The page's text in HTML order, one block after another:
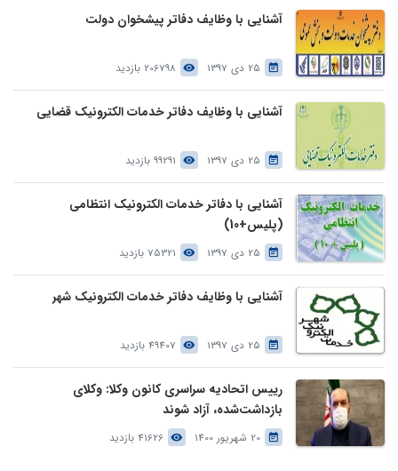
آشنایی با وظایف دفاتر پیشخوان دولت
25 دی 1397 206798 بازدید
آشنایی با وظایف دفاتر خدمات الکترونیک قضایی
25 دی 1397 99291 بازدید
آشنایی با دفاتر خدمات الکترونیک انتظامی
(پلیس+10)
25 دی 1397 75321 بازدید
آشنایی با وظایف دفاتر خدمات الکترونیک شهر
25 دی 1397 49407 بازدید
رییس اتحادیه سراسری کانون وکلا: وکلای
بازداشت‌شده، آزاد شوند
20 شهریور 1400 41626 بازدید